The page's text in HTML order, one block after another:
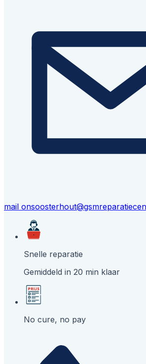
mail ons
Snelle reparatie
Gemiddeld in 20 min klaar
No cure, no pay